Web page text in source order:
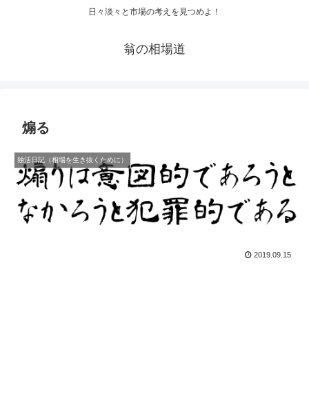
日々淡々と市場の考えを見つめよ！
翁の相場道
煽る
独活日記（相場を生き抜くために）
2019.09.15